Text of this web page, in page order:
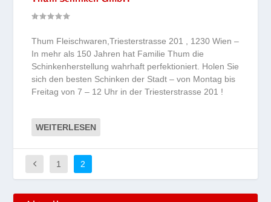
Thum Fleischwaren,Triesterstrasse 201 , 1230 Wien –
In mehr als 150 Jahren hat Familie Thum die
Schinkenherstellung wahrhaft perfektioniert. Holen Sie
sich den besten Schinken der Stadt – von Montag bis
Freitag von 7 – 12 Uhr in der Triesterstrasse 201 !
WEITERLESEN
1 2